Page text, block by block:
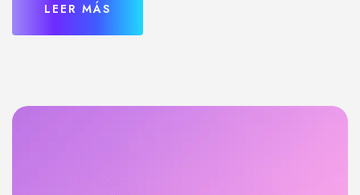
LEER MÁS